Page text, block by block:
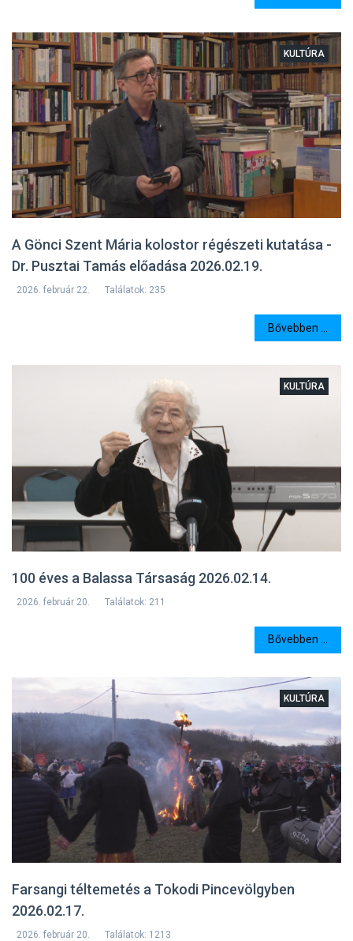
A Gönci Szent Mária kolostor régészeti kutatása -
Dr. Pusztai Tamás előadása 2026.02.19.
KULTÚRA
2026. február 22. Találatok: 235
Bővebben ...
100 éves a Balassa Társaság 2026.02.14.
KULTÚRA
2026. február 20. Találatok: 211
Bővebben ...
Farsangi téltemetés a Tokodi Pincevölgyben
2026.02.17.
KULTÚRA
2026. február 20. Találatok: 1213